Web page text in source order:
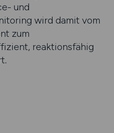
und
wird damit vom
zum
reaktionsfähig